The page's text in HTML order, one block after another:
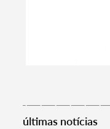
últimas notícias